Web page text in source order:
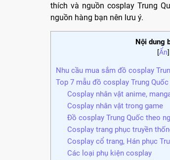
thích và nguồn cosplay Trung
nguồn hàng bạn nên lưu ý.
Nội dung
[Ẩn]
Nhu cầu mua sắm đồ cosplay
Top 7 mẫu đồ cosplay Trung
Cosplay nhân vật anime,
Cosplay nhân vật trong game
Đồ cosplay Trung Quốc theo
Cosplay trang phục truyền
Cosplay cổ trang, Hán phục
Các loại phụ kiện cosplay